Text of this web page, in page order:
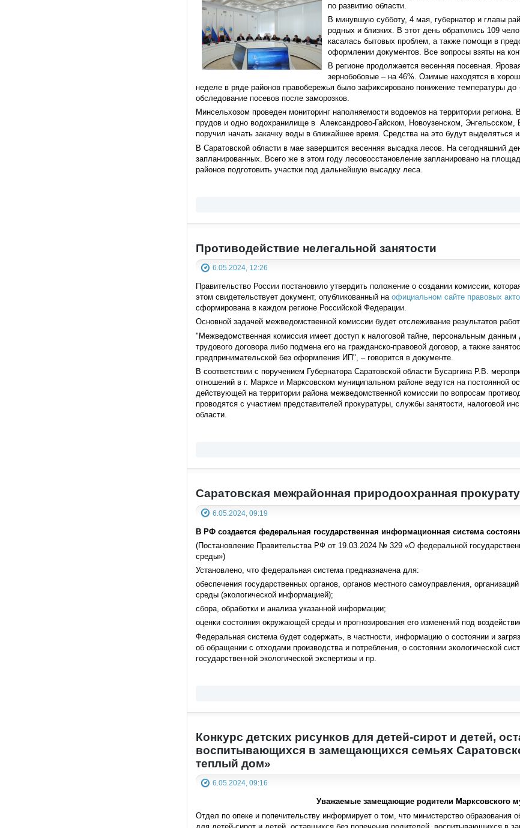
по развитию области.
В минувшую субботу, 4 мая, губернатор и главы
родных и близких. В этот день обратились 109
касалась бытовых проблем, а также помощи в
оформлении документов. Все вопросы взяты на
В регионе продолжается весенняя посевная.
зернобобовые – на 46%. Озимые находятся в
неделе в ряде районов правобережья было зафиксировано понижение температуры
обследование посевов после заморозков.
Минсельхозом проведен мониторинг наполняемости водоемов на территории
прудов и одно водохранилище в Александрово-Гайском, Новоузенском, Энгельсском,
поручил начать закачку воды в ближайшее время. Средства на это будут выделяться
В Саратовской области в мае завершится весенняя высадка лесов. На сегодняшний
запланированных. Всего же в этом году лесовосстановление запланировано на
районов подготовить участки под дальнейшую высадку леса.
Противодействие нелегальной занятости
6.05.2024, 12:26
Правительство России постановило утвердить положение о создании комиссии,
этом свидетельствует документ, опубликованный на официальном сайте правовых
сформирована в каждом регионе Российской Федерации.
Основной задачей межведомственной комиссии будет отслеживание результатов
"Межведомственная комиссия имеет доступ к налоговой тайне, персональным
трудового договора либо подмена его на гражданско-правовой договор, а также
предпринимательской без оформления ИП", – говорится в документе.
В соответствии с поручением Губернатора Саратовской области Бусаргина Р.В.
отношений в г. Марксе и Марксовском муниципальном районе ведутся на постоянной
действующей на территории района межведомственной комиссии по вопросам
проводятся с участием представителей прокуратуры, службы занятости, налоговой
области.
Саратовская межрайонная природоохранная
6.05.2024, 09:19
В РФ создается федеральная государственная информационная система
(Постановление Правительства РФ от 19.03.2024 № 329 «О федеральной
среды»)
Установлено, что федеральная система предназначена для:
обеспечения государственных органов, органов местного самоуправления,
среды (экологической информацией);
сбора, обработки и анализа указанной информации;
оценки состояния окружающей среды и прогнозирования его изменений под
Федеральная система будет содержать, в частности, информацию о состоянии и
об обращении с отходами производства и потребления, о состоянии экологической
государственной экологической экспертизы и пр.
Конкурс детских рисунков для детей-сирот и детей,
воспитывающихся в замещающихся семьях
теплый дом»
6.05.2024, 09:16
Уважаемые замещающие родители Марксовского
Отдел по опеке и попечительству информирует о том, что министерство образования
для детей-сирот и детей, оставшихся без попечения родителей, воспитывающихся в